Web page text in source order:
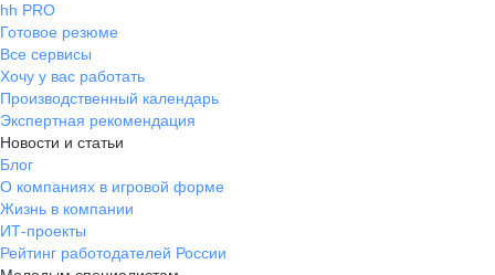
hh PRO
Готовое резюме
Все сервисы
Хочу у вас работать
Производственный календарь
Экспертная рекомендация
Новости и статьи
Блог
О компаниях в игровой форме
Жизнь в компании
ИТ-проекты
Рейтинг работодателей России